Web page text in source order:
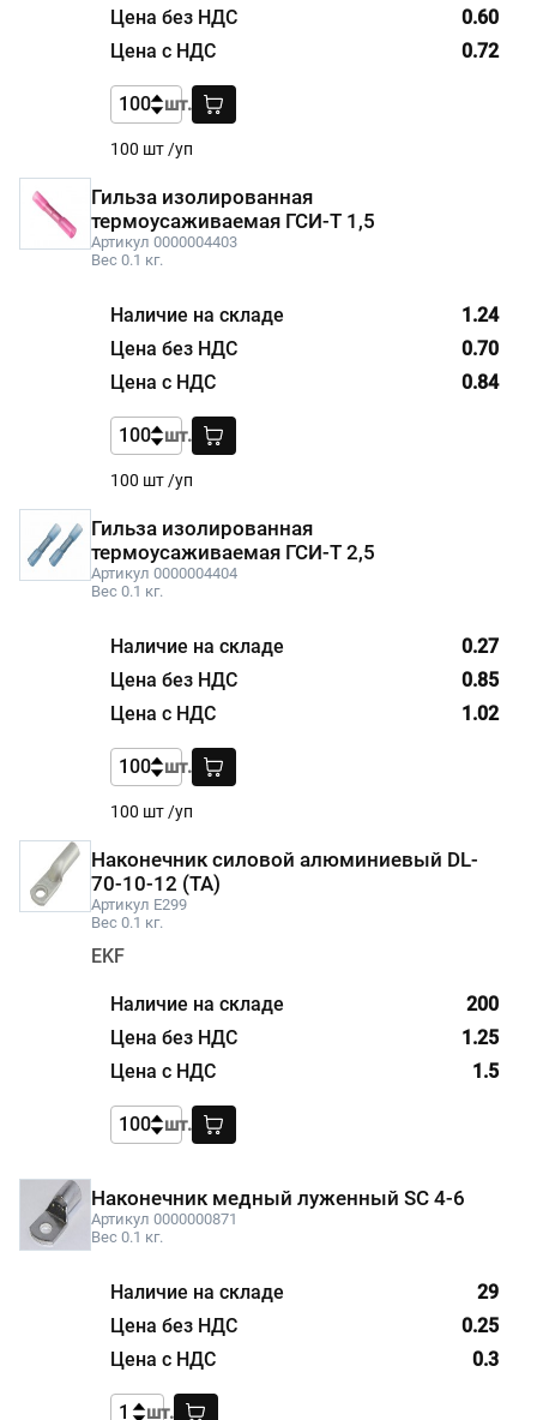
100 шт /уп
0.60
0.72
шт.
Гильза изолированная
термоусаживаемая ГСИ-Т 1,5
Артикул 0000004403
Вес 0.1 кг.
1.24
100 шт /уп
0.70
0.84
шт.
Гильза изолированная
термоусаживаемая ГСИ-Т 2,5
Артикул 0000004404
Вес 0.1 кг.
0.27
100 шт /уп
0.85
1.02
шт.
Наконечник силовой алюминиевый DL-
70-10-12 (ТА)
Артикул E299
Вес 0.1 кг.
EKF
200
1.25
1.5
шт.
Наконечник медный луженный SC 4-6
Артикул 0000000871
Вес 0.1 кг.
29
0.25
0.3
шт.